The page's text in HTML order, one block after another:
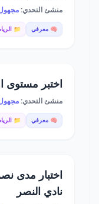
منشئ التحدي:
🧠 معرفي 📁
اختبر مستوى
منشئ التحدي:
🧠 معرفي 📁
اختبار مدى
نادي النصر